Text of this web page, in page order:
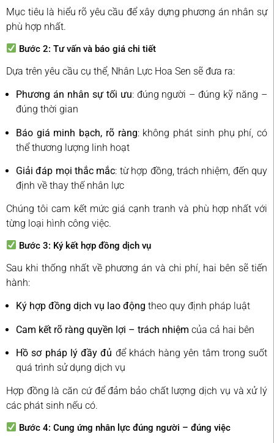
Mục tiêu là hiểu rõ yêu cầu để xây dựng phương án nhân sự
phù hợp nhất.
Bước 2: Tư vấn và báo giá chi tiết
Dựa trên yêu cầu cụ thể, Nhân Lực Hoa Sen sẽ đưa ra:
Phương án nhân sự tối ưu: đúng người – đúng kỹ năng –
đúng thời gian
Báo giá minh bạch, rõ ràng: không phát sinh phụ phí, có
thể thương lượng linh hoạt
Giải đáp mọi thắc mắc: từ hợp đồng, trách nhiệm, đến quy
định về thay thế nhân lực
Chúng tôi cam kết mức giá cạnh tranh và phù hợp nhất với
từng loại hình công việc.
Bước 3: Ký kết hợp đồng dịch vụ
Sau khi thống nhất về phương án và chi phí, hai bên sẽ tiến
hành:
Ký hợp đồng dịch vụ lao động theo quy định pháp luật
Cam kết rõ ràng quyền lợi – trách nhiệm của cả hai bên
Hồ sơ pháp lý đầy đủ để khách hàng yên tâm trong suốt
quá trình sử dụng dịch vụ
Hợp đồng là căn cứ để đảm bảo chất lượng dịch vụ và xử lý
các phát sinh nếu có.
Bước 4: Cung ứng nhân lực đúng người – đúng việc